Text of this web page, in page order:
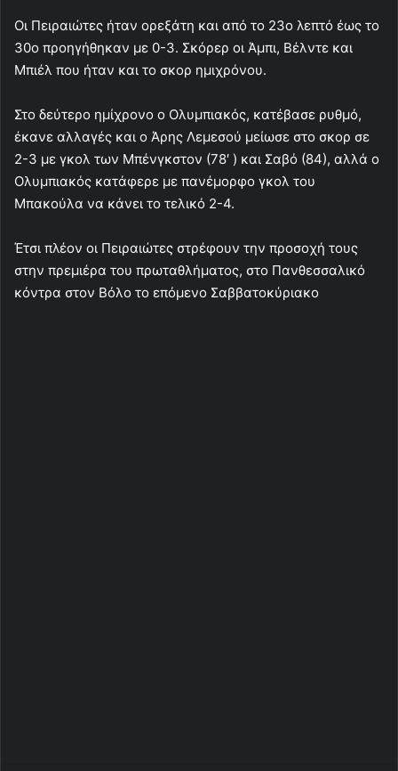
Οι Πειραιώτες ήταν ορεξάτη και από το 23ο λεπτό έως το
30ο προηγήθηκαν με 0-3. Σκόρερ οι Άμπι, Βέλντε και
Μπιέλ που ήταν και το σκορ ημιχρόνου.
Στο δεύτερο ημίχρονο ο Ολυμπιακός, κατέβασε ρυθμό,
έκανε αλλαγές και ο Άρης Λεμεσού μείωσε στο σκορ σε
2-3 με γκολ των Μπένγκστον (78′ ) και Σαβό (84), αλλά ο
Ολυμπιακός κατάφερε με πανέμορφο γκολ του
Μπακούλα να κάνει το τελικό 2-4.
Έτσι πλέον οι Πειραιώτες στρέφουν την προσοχή τους
στην πρεμιέρα του πρωταθλήματος, στο Πανθεσσαλικό
κόντρα στον Βόλο το επόμενο Σαββατοκύριακο